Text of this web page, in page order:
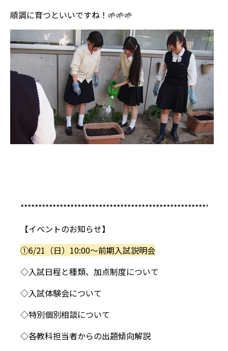
順調に育つといいですね！🌱🌱🌱
【イベントのお知らせ】
①6/21（日）10:00～前期入試説明会
◇入試日程と種類、加点制度について
◇入試体験会について
◇特別個別相談について
◇各教科担当者からの出題傾向解説